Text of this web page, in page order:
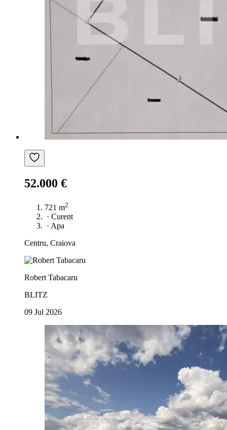
52.000 €
721 m2
· Curent
· Apa
Centru, Craiova
Robert Tabacaru
BLITZ
09 Jul 2026